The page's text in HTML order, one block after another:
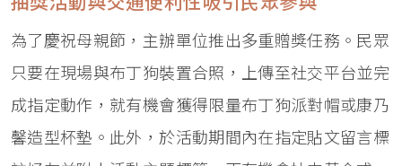
為了慶祝母親節，主辦單位推出多重贈獎任務。民眾
只要在現場與布丁狗裝置合照，上傳至社交平台並完
成指定動作，就有機會獲得限量布丁狗派對帽或康乃
馨造型杯墊。此外，於活動期間內在指定貼文留言標